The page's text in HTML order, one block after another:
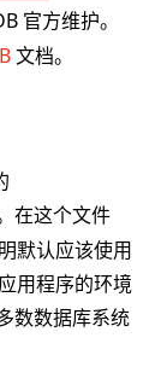
官方维护。
文档。
在这个文件
默认应该使用
用程序的环境
数数据库系统